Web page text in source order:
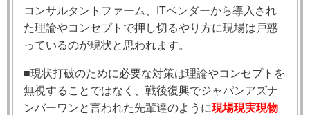
コンサルタントファーム、ITベンダーから導入され
た理論やコンセプトで押し切るやり方に現場は戸惑
っているのが現状と思われます。
■現状打破のために必要な対策は理論やコンセプトを
無視することではなく、戦後復興でジャパンアズナ
ンバーワンと言われた先輩達のように現場現実現物